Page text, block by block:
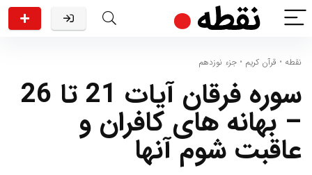
نقطه • قرآن کریم • جزء نوزدهم
سوره فرقان آیات 21 تا 26
– بهانه های کافران و
عاقبت شوم آنها